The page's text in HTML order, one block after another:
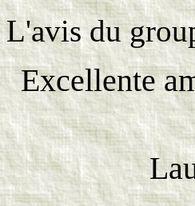
L'avis du
Excellente